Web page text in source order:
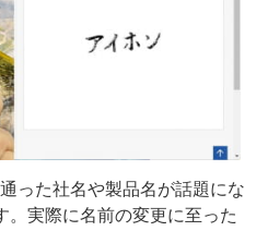
った社名や製品名が話題にな
。実際に名前の変更に至った